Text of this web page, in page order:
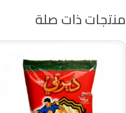
منتجات ذات صلة